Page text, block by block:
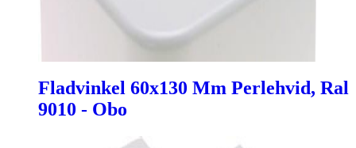
Fladvinkel 60x130 Mm Perlehvid, Ral
9010 - Obo